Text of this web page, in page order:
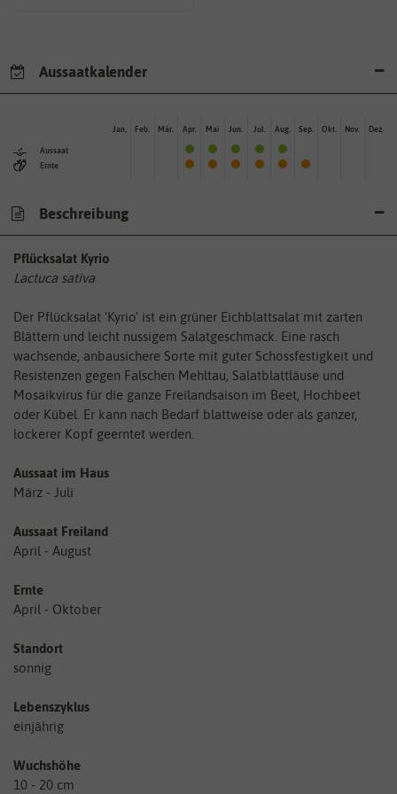
Aussaatkalender
Aussaat
Ernte
Jan. Feb. Mär. Apr. Mai Jun. Jul. Aug. Sep. Okt. Nov. Dez.
Beschreibung
Pflücksalat Kyrio
Lactuca sativa
Der Pflücksalat 'Kyrio' ist ein grüner Eichblattsalat mit zarten
Blättern und leicht nussigem Salatgeschmack. Eine rasch
wachsende, anbausichere Sorte mit guter Schossfestigkeit und
Resistenzen gegen Falschen Mehltau, Salatblattläuse und
Mosaikvirus für die ganze Freilandsaison im Beet, Hochbeet
oder Kübel. Er kann nach Bedarf blattweise oder als ganzer,
lockerer Kopf geerntet werden.
Aussaat im Haus
März - Juli
Aussaat Freiland
April - August
Ernte
April - Oktober
Standort
sonnig
Lebenszyklus
einjährig
Wuchshöhe
10 - 20 cm